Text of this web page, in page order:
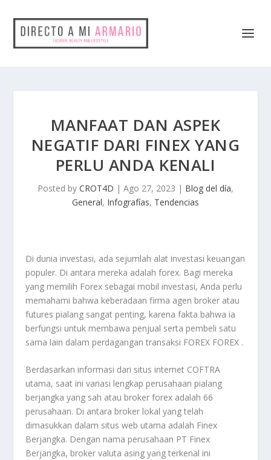
MANFAAT DAN ASPEK
NEGATIF DARI FINEX YANG
PERLU ANDA KENALI
Posted by CROT4D | Ago 27, 2023 | Blog del día,
General, Infografías, Tendencias
Di dunia investasi, ada sejumlah alat investasi keuangan
populer. Di antara mereka adalah forex. Bagi mereka
yang memilih Forex sebagai mobil investasi, Anda perlu
memahami bahwa keberadaan firma agen broker atau
futures pialang sangat penting, karena fakta bahwa ia
berfungsi untuk membawa penjual serta pembeli satu
sama lain dalam perdagangan transaksi FOREX FOREX .
Berdasarkan informasi dari situs internet COFTRA
utama, saat ini variasi lengkap perusahaan pialang
berjangka yang sah atau broker forex adalah 66
perusahaan. Di antara broker lokal yang telah
dimasukkan dalam situs web utama adalah Finex
Berjangka. Dengan nama perusahaan PT Finex
Berjangka, broker valuta asing yang terkenal ini